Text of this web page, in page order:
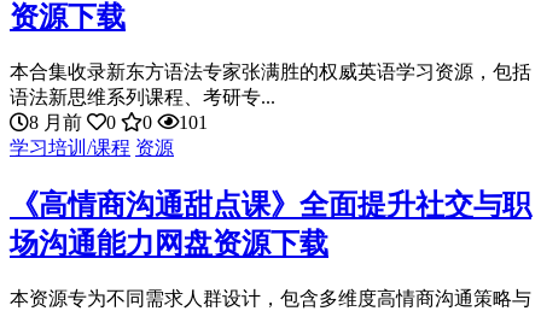
资源下载
本合集收录新东方语法专家张满胜的权威英语学习资源，包括
语法新思维系列课程、考研专...
8 月前
0 0
101
学习培训/课程 资源
《高情商沟通甜点课》全面提升社交与职
场沟通能力网盘资源下载
本资源专为不同需求人群设计，包含多维度高情商沟通策略与